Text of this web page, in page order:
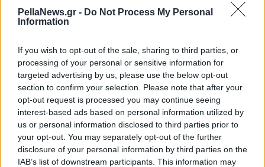
PellaNews.gr - Do Not Process My Personal
Information
If you wish to opt-out of the sale, sharing to third parties, or
processing of your personal or sensitive information for
targeted advertising by us, please use the below opt-out
section to confirm your selection. Please note that after your
opt-out request is processed you may continue seeing
interest-based ads based on personal information utilized by
us or personal information disclosed to third parties prior to
your opt-out. You may separately opt-out of the further
disclosure of your personal information by third parties on the
IAB’s list of downstream participants. This information may